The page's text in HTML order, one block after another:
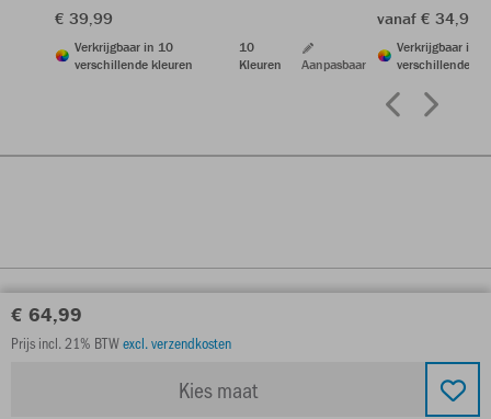
€ 64,99
Prijs incl. 21% BTWexcl. verzendkosten
Kies maat
€ 39,99
Verkrijgbaar in 10
verschillende kleuren
10
Kleuren
Aanpasbaar
vanaf € 34,99
Verkrijgbaar in
verschillende